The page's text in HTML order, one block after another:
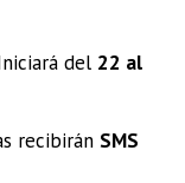
del 22 al
recibirán SMS